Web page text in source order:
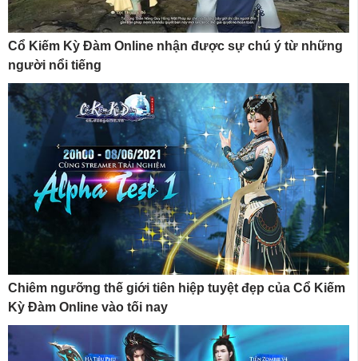
Cổ Kiếm Kỳ Đàm Online nhận được sự chú ý từ những
người nổi tiếng
Chiêm ngưỡng thế giới tiên hiệp tuyệt đẹp của Cổ Kiếm
Kỳ Đàm Online vào tối nay